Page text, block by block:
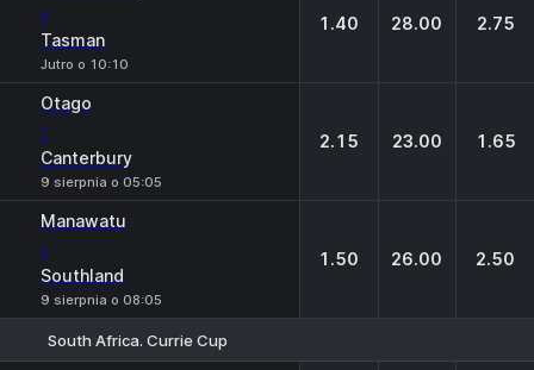
-
Tasman
Jutro o 10:10
1.40 28.00 2.75
Otago
-
Canterbury
9 sierpnia o 05:05
2.15 23.00 1.65
Manawatu
-
Southland
9 sierpnia o 08:05
1.50 26.00 2.50
South Africa. Currie Cup